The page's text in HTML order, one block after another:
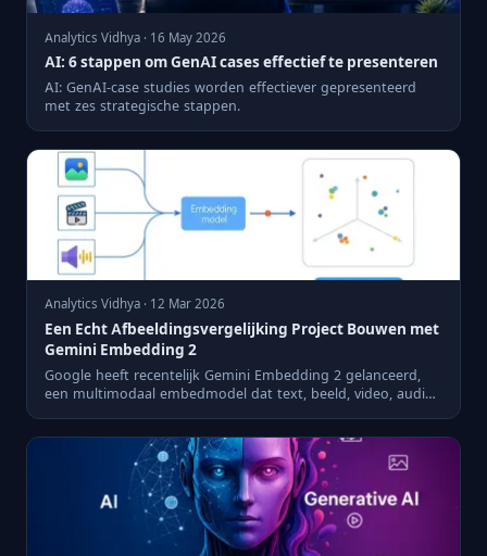
Analytics Vidhya · 16 May 2026
AI: 6 stappen om GenAI cases effectief te presenteren
AI: GenAI-case studies worden effectiever gepresenteerd
met zes strategische stappen.
Analytics Vidhya · 12 Mar 2026
Een Echt Afbeeldingsvergelijking Project Bouwen met
Gemini Embedding 2
Google heeft recentelijk Gemini Embedding 2 gelanceerd,
een multimodaal embedmodel dat text, beeld, video, audio